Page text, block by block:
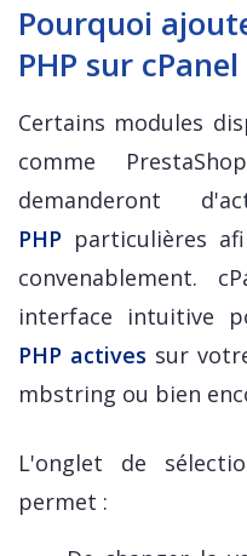
Pourquoi
PHP sur cPanel
Certains modules
comme
demanderont
PHP particulières
convenablement.
interface intuitive
PHP actives sur
mbstring ou bien
L'onglet de
permet :